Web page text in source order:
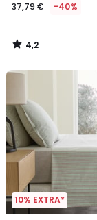
37,79 € -40%
4,2
/
10% EXTRA*